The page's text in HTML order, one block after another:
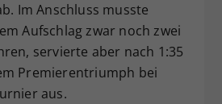
Im Anschluss musste
Aufschlag zwar noch zwei
servierte aber nach 1:35
Premierentriumph bei
aus.